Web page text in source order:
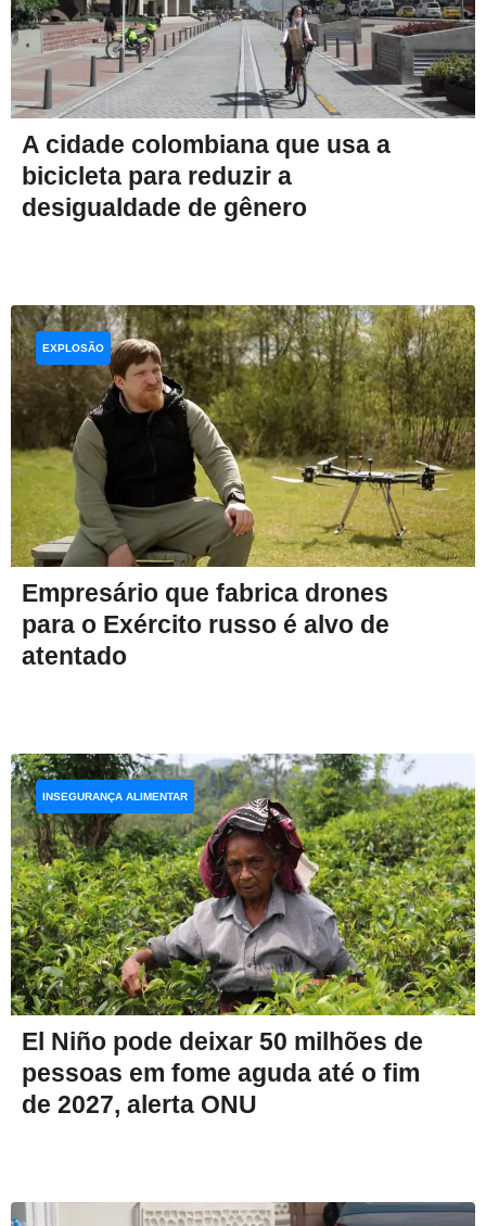
A cidade colombiana que usa a
bicicleta para reduzir a
desigualdade de gênero
Empresário que fabrica drones
para o Exército russo é alvo de
atentado
EXPLOSÃO
El Niño pode deixar 50 milhões de
pessoas em fome aguda até o fim
de 2027, alerta ONU
INSEGURANÇA ALIMENTAR